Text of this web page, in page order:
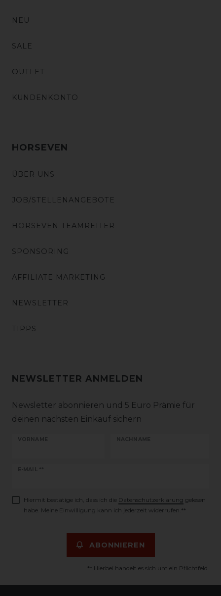
NEU
SALE
OUTLET
KUNDENKONTO
HORSEVEN
ÜBER UNS
JOB/STELLENANGEBOTE
HORSEVEN TEAMREITER
SPONSORING
AFFILIATE MARKETING
NEWSLETTER
TIPPS
NEWSLETTER ANMELDEN
Newsletter abonnieren und 5 Euro Prämie für
deinen nächsten Einkauf sichern
VORNAME NACHNAME
E-MAIL **
Newsletter
Hiermit bestätige ich, dass ich die Daten­schutz­erklärung gelesen
habe. Meine Einwilligung kann ich jederzeit widerrufen.**
ABONNIEREN
** Hierbei handelt es sich um ein Pflichtfeld.